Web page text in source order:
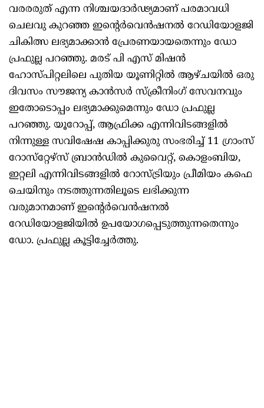
വരരരുത് എന്ന നിശ്ചയദാര്‍ഢ്യമാണ് പരമാവധി
ചെലവു കുറഞ്ഞ ഇന്റെര്‍വെന്‍ഷനല്‍ റേഡിയോളജി
ചികിത്സ ലഭ്യമാക്കാന്‍ പ്രേരണയായതെന്നും ഡോ
പ്രഫുല്ല പറഞ്ഞു. മരട് പി എസ് മിഷന്‍
ഹോസ്പിറ്റലിലെ പുതിയ യൂണിറ്റില്‍ ആഴ്ചയില്‍ ഒരു
ദിവസം സൗജന്യ കാന്‍സര്‍ സ്‌ക്രീനിംഗ് സേവനവും
ഇതോടൊപ്പം ലഭ്യമാക്കുമെന്നും ഡോ പ്രഫുല്ല
പറഞ്ഞു. യൂറോപ്പ്, ആഫ്രിക്ക എന്നിവിടങ്ങളില്‍
നിന്നുള്ള സവിഷേഷ കാപ്പിക്കുരു സംഭരിച്ച് 11 ഗ്രാംസ്
റോസ്‌റ്റേഴ്‌സ് ബ്രാന്‍ഡില്‍ കുവൈറ്റ്, കൊളംബിയ,
ഇറ്റലി എന്നിവിടങ്ങളില്‍ റോസ്ട്രിയും പ്രീമിയം കഫെ
ചെയിനും നടത്തുന്നതിലൂടെ ലഭിക്കുന്ന
വരുമാനമാണ് ഇന്റെര്‍വെന്‍ഷനല്‍
റേഡിയോളജിയില്‍ ഉപയോഗപ്പെടുത്തുന്നതെന്നും
ഡോ. പ്രഫുല്ല കൂട്ടിച്ചേര്‍ത്തു.